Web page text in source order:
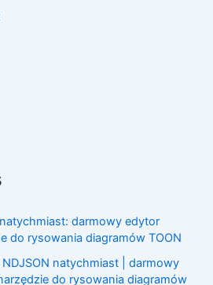
darmowy edytor
do rysowania diagramów TOON
NDJSON natychmiast | darmowy
do rysowania diagramów